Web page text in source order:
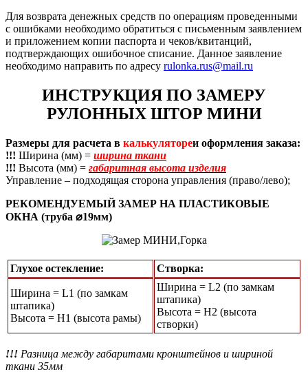
Для возврата денежных средств по операциям проведенными
с ошибками необходимо обратиться с письменным заявлением
и приложением копии паспорта и чеков/квитанций,
подтверждающих ошибочное списание. Данное заявление
необходимо направить по адресу rulonka.rus@mail.ru
ИНСТРУКЦИЯ ПО ЗАМЕРУ
РУЛОННЫХ ШТОР МИНИ
Размеры для расчета в калькулятореи оформления заказа:
!!! Ширина (мм) = ширина ткани
!!! Высота (мм) = габаритная высота изделия
Управление – подходящая сторона управления (право/лево);
РЕКОМЕНДУЕМЫЙ ЗАМЕР НА ПЛАСТИКОВЫЕ
ОКНА (труба ⌀19мм)
Глухое остекление: Створка:
Ширина = L1 (по замкам
штапика)
Высота = Н1 (высота рамы)
Ширина = L2 (по замкам
штапика)
Высота = H2 (высота
створки)
!!! Разница между габаритами кронштейнов и шириной
ткани 35мм